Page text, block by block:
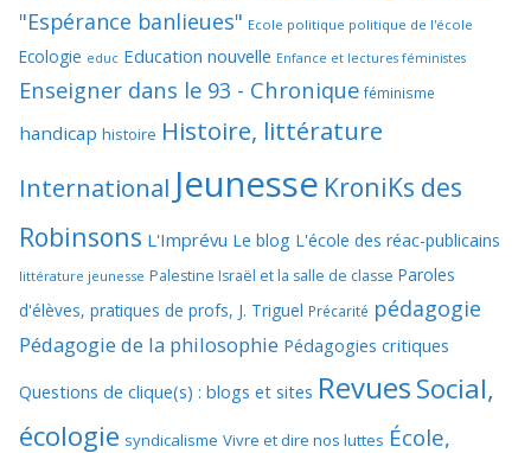
"Espérance banlieues" Ecole politique politique de l'école
Ecologie educ Education nouvelle Enfance et lectures féministes
Enseigner dans le 93 - Chronique féminisme
handicap histoire Histoire, littérature
International Jeunesse KroniKs des
Robinsons L'Imprévu Le blog L'école des réac-publicains
littérature jeunesse Palestine Israël et la salle de classe Paroles
d'élèves, pratiques de profs, J. Triguel Précarité pédagogie
Pédagogie de la philosophie Pédagogies critiques
Questions de clique(s) : blogs et sites RevuesSocial,
écologie syndicalisme Vivre et dire nos luttes École,